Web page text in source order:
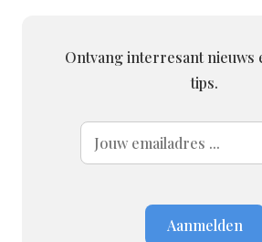
Ontvang interresant nieuws
tips.